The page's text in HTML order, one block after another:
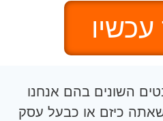
השונים בהם אנחנו
כיזם או כבעל עסק